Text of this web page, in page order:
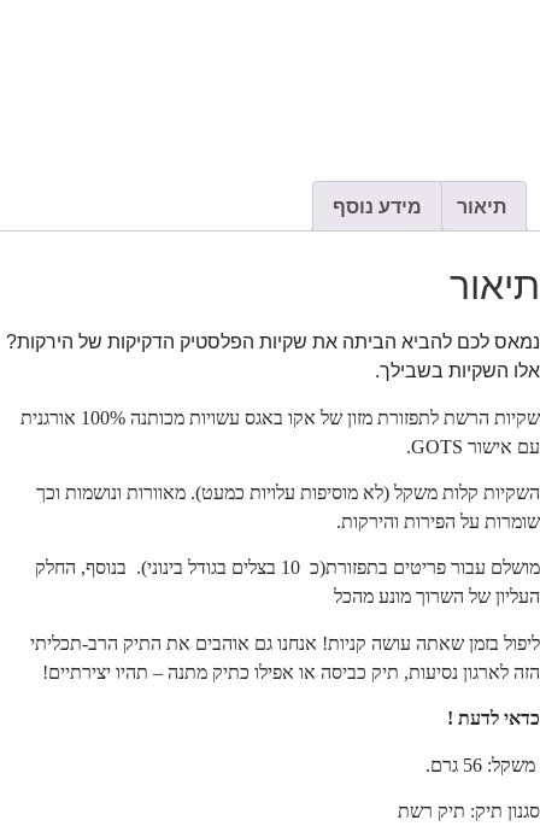
תיאור מידע נוסף
תיאור
נמאס לכם להביא הביתה את שקיות הפלסטיק הדקיקות של הירקות?
אלו השקיות בשבילך.
שקיות הרשת לתפזורת מזון של אקו באגס עשויות מכותנה 100% אורגנית
עם אישור GOTS.
השקיות קלות משקל (לא מוסיפות עלויות כמעט). מאוורות ונושמות וכך
שומרות על הפירות והירקות.
מושלם עבור פריטים בתפזורת(כ 10 בצלים בגודל בינוני). בנוסף, החלק
העליון של השרוך מונע מהכל
ליפול בזמן שאתה עושה קניות! אנחנו גם אוהבים את התיק הרב-תכליתי
הזה לארגון נסיעות, תיק כביסה או אפילו כתיק מתנה – תהיו יצירתיים!
כדאי לדעת !
משקל: 56 גרם.
סגנון תיק: תיק רשת